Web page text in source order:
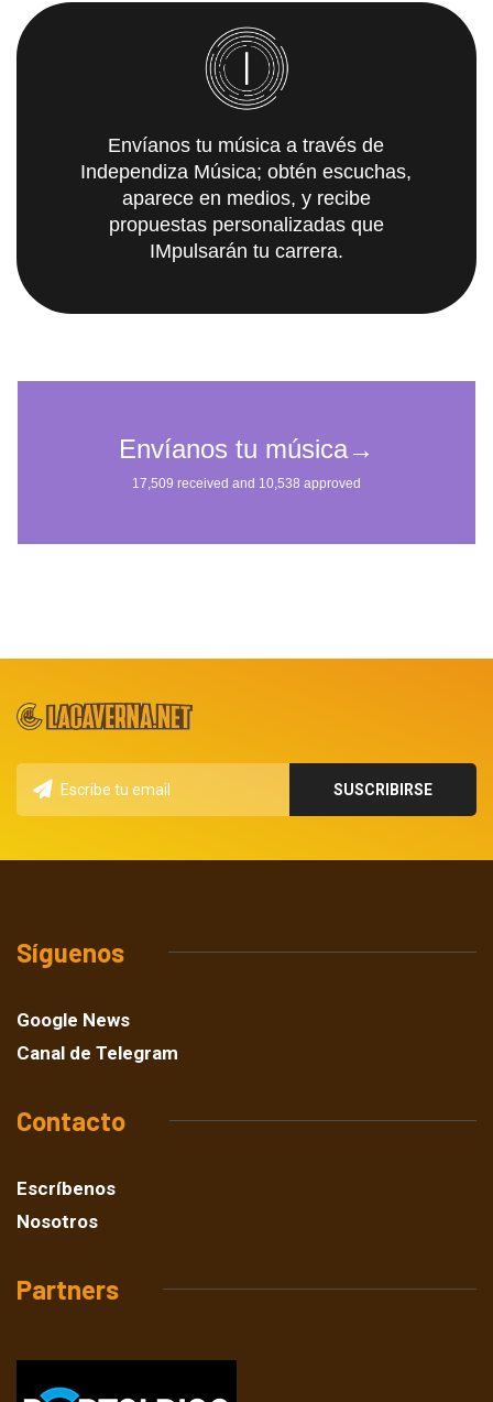
Envíanos tu música a través de
Independiza Música; obtén escuchas,
aparece en medios, y recibe
propuestas personalizadas que
IMpulsarán tu carrera.
Síguenos
Google News
Canal de Telegram
Contacto
Escríbenos
Nosotros
Partners